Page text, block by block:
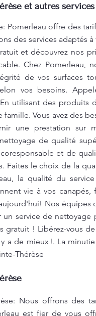
et autres
Pomerleau offre des
des services adaptés
et découvrez nos
Chez Pomerleau,
de vos surfaces
vos besoins.
utilisant des produits
Vous avez des
une prestation sur
de qualité
et de
Faites le choix de la
la qualité du
vie à vos
Nos équipes
service de nettoyage
gratuit ! Libérez-vous
a de mieux !. La
Thérèse
Nous offrons des
est fier de vous